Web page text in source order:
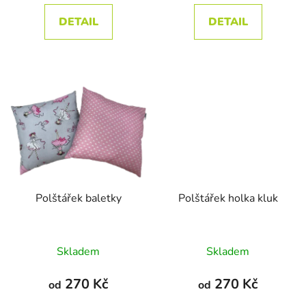
5,0
z
DETAIL
5,0
z
DETAIL
Polštářek baletky
Skladem
od 270 Kč
Polštářek holka kluk
hodnocení
produktu
Skladem
od 270 Kč